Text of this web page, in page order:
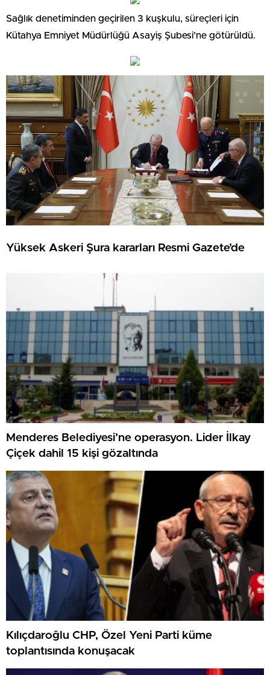
Sağlık denetiminden geçirilen 3 kuşkulu, süreçleri için
Kütahya Emniyet Müdürlüğü Asayiş Şubesi’ne götürüldü.
Yüksek Askeri Şura kararları Resmi Gazete’de
Menderes Belediyesi’ne operasyon. Lider İlkay
Çiçek dahil 15 kişi gözaltında
Kılıçdaroğlu CHP, Özel Yeni Parti küme
toplantısında konuşacak